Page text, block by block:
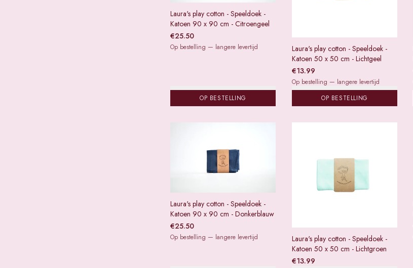
Laura's play cotton - Speeldoek -
Katoen 90 x 90 cm - Citroengeel
€25.50
Op bestelling — langere levertijd
OP BESTELLING
Laura's play cotton - Speeldoek -
Katoen 50 x 50 cm - Lichtgeel
€13.99
Op bestelling — langere levertijd
OP BESTELLING
Laura's play cotton - Speeldoek -
Katoen 90 x 90 cm - Donkerblauw
€25.50
Op bestelling — langere levertijd
Laura's play cotton - Speeldoek -
Katoen 50 x 50 cm - Lichtgroen
€13.99